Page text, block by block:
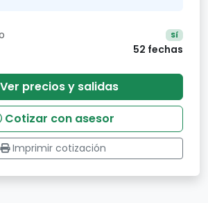
Sí
52 fechas
Ver precios y salidas
Cotizar con asesor
Imprimir cotización